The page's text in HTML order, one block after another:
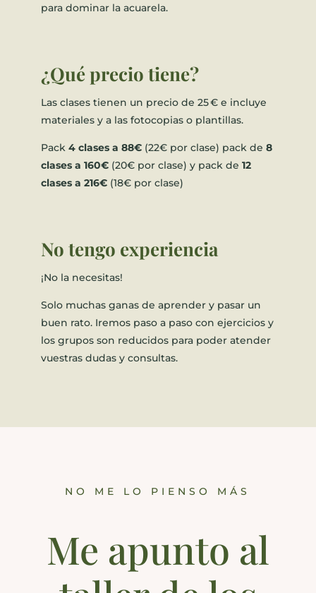
para dominar la acuarela.
¿Qué precio tiene?
Las clases tienen un precio de 25 € e incluye
materiales y a las fotocopias o plantillas.
Pack4 clases a 88€ (22€ por clase) pack de8
clases a 160€ (20€ por clase) y pack de 12
clases a 216€ (18€ por clase)
No tengo experiencia
¡No la necesitas!
Solo muchas ganas de aprender y pasar un
buen rato. Iremos paso a paso con ejercicios y
los grupos son reducidos para poder atender
vuestras dudas y consultas.
NO ME LO PIENSO MÁS
Me apunto al